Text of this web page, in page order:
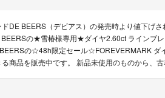
ドDE BEERS（デビアス）の発売時より値下げ
の★雪椿様専用★ダイヤ2.60ct ラインブ
の☆48h限定セール☆FOREVERMARK ダ
商品を販売中です。 新品未使用のものから、